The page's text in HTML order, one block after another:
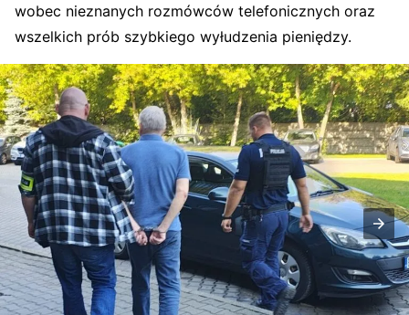
wobec nieznanych rozmówców telefonicznych oraz
wszelkich prób szybkiego wyłudzenia pieniędzy.